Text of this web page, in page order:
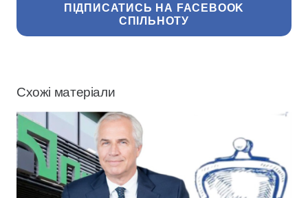
ПІДПИСАТИСЬ НА FACEBOOK
СПІЛЬНОТУ
Схожі матеріали